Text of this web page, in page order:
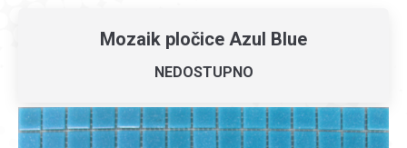
Mozaik pločice Azul Blue
NEDOSTUPNO